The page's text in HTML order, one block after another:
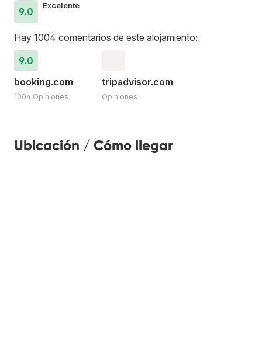
9.0
Excelente
Hay 1004 comentarios de este alojamiento:
9.0
booking.com
1004 Opiniones
tripadvisor.com
Opiniones
Ubicación / Cómo llegar